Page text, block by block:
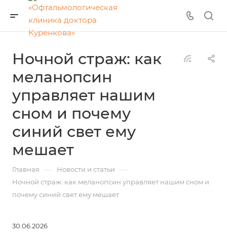
Ночной страж: как
меланопсин
управляет нашим
сном и почему
синий свет ему
мешает
Главная — Новости и статьи —
Ночной страж: как меланопсин управляет нашим сном и
почему синий свет ему мешает
30.06.2026